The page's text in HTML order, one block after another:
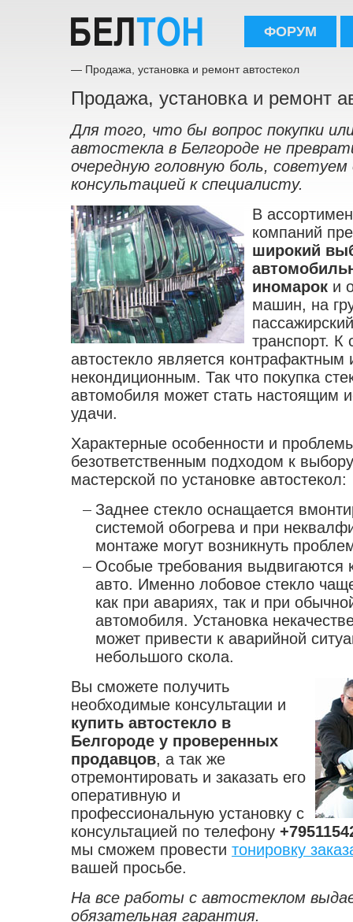
ФОРУМ
— Продажа, установка и ремонт автостекол
Продажа, установка и ремонт
Для того, что бы вопрос покупки
автостекла в Белгороде не
очередную головную боль,
консультацией к специалисту.
В
компаний
широкий
иномарок и
машин, на
транспорт. К
автостекло является контрафактным
некондиционным. Так что покупка
автомобиля может стать настоящим
удачи.
Характерные особенности и
безответственным подходом к
мастерской по установке автостекол:
Заднее стекло оснащается
системой обогрева и при
монтаже могут возникнуть
Особые требования выдвигаются
авто. Именно лобовое стекло
как при авариях, так и при
автомобиля. Установка
может привести к аварийной
небольшого скола.
Вы сможете получить
необходимые консультации и
купить автостекло в
Белгороде у проверенных
продавцов, а так же
отремонтировать и заказать его
оперативную и
профессиональную установку с
консультацией по телефону
мы сможем провести тонировку
вашей просьбе.
На все работы с автостеклом
обязательная гарантия.